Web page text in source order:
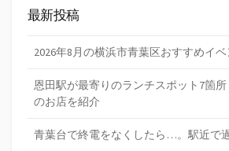
最新投稿
2026年8月の横浜市青葉区おすすめイベ
恩田駅が最寄りのランチスポット7箇
のお店を紹介
青葉台で終電をなくしたら…。駅近で